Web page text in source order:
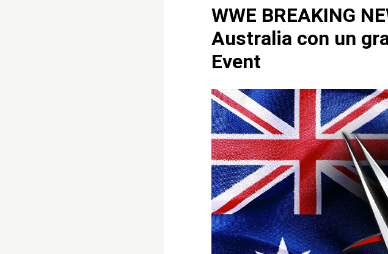
WWE BREAKING
Australia con un
Event